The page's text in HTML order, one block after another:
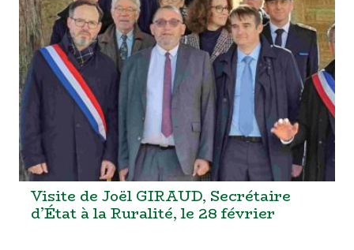
Visite de Joël GIRAUD, Secrétaire
d’État à la Ruralité, le 28 février